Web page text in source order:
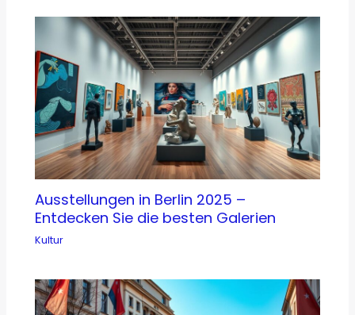
Ausstellungen in Berlin 2025 –
Entdecken Sie die besten Galerien
Kultur